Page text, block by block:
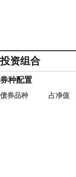
投资组合
券种配置
债券品种 占净值